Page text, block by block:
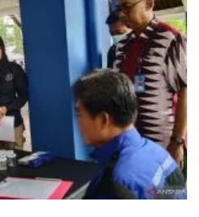
sopir angkutan Lebaran